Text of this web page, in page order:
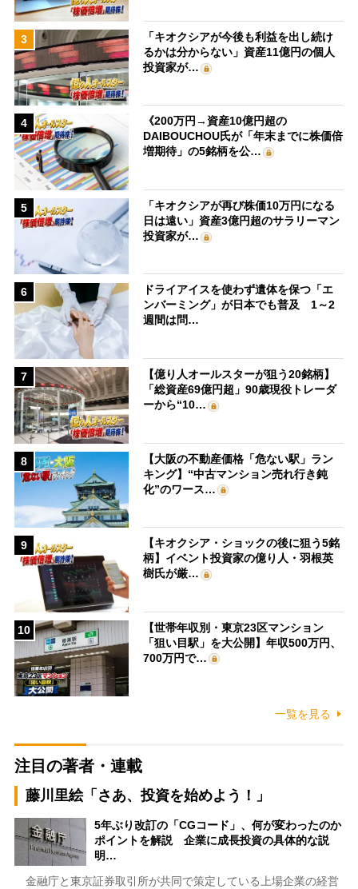
3
「キオクシアが今後も利益を出し続け
るかは分からない」資産11億円の個人
投資家が…
4
《200万円→資産10億円超の
DAIBOUCHOU氏が「年末までに株価倍
増期待」の5銘柄を公…
5
「キオクシアが再び株価10万円になる
日は遠い」資産3億円超のサラリーマン
投資家が…
6
ドライアイスを使わず遺体を保つ「エ
ンバーミング」が日本でも普及 1～2
週間は問…
7
【億り人オールスターが狙う20銘柄】
「総資産69億円超」90歳現役トレーダ
ーから“10…
8
【大阪の不動産価格「危ない駅」ラン
キング】“中古マンション売れ行き鈍
化”のワース…
9
【キオクシア・ショックの後に狙う5銘
柄】イベント投資家の億り人・羽根英
樹氏が厳…
10
【世帯年収別・東京23区マンション
「狙い目駅」を大公開】年収500万円、
700万円で…
一覧を見る
注目の著者・連載
藤川里絵「さあ、投資を始めよう！」
5年ぶり改訂の「CGコード」、何が変わったのか
ポイントを解説 企業に成長投資の具体的な説
明…
金融庁と東京証券取引所が共同で策定している上場企業の経営